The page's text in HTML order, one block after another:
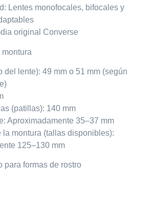
Lentes monofocales, bifocales y
original Converse
del lente): 49 mm o 51 mm (según
(patillas): 140 mm
Aproximadamente 35–37 mm
la montura (tallas disponibles):
125–130 mm
para formas de rostro